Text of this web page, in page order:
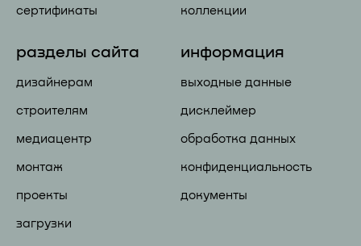
сертификаты коллекции
разделы сайта
дизайнерам
строителям
медиацентр
монтаж
проекты
загрузки
информация
выходные данные
дисклеймер
обработка данных
конфиденциальность
документы